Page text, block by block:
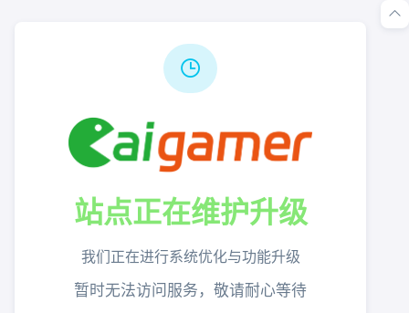
站点正在维护升级
我们正在进行系统优化与功能升级
暂时无法访问服务，敬请耐心等待